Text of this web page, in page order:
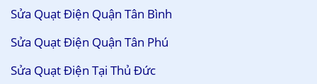
Sửa Quạt Điện Quận Tân Bình
Sửa Quạt Điện Quận Tân Phú
Sửa Quạt Điện Tại Thủ Đức